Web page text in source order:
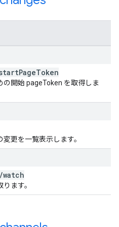
PageToken
開始 pageToken を取得しま
更を一覧表示します。
/watch
ます。